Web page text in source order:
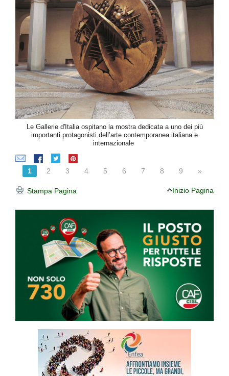
Le Gallerie d'Italia ospitano la mostra dedicata a uno dei più
importanti protagonisti dell’arte contemporanea italiana e
internazionale
1 2 3 4 5 6 7 8 9 »
Stampa Pagina Inizio Pagina